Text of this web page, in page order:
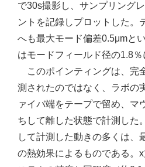
で30s撮影し、サンプリング
ントを記録しプロットした。
へも最大モード偏差0.5μmと
はモードフィールド径の1.8％
このポインティングは、完
測されたのではなく、ラボの
ァイバ端をテープで留め、マ
ちして離した状態で計測した
して計測した動きの多くは、
の熱効果によるものである。